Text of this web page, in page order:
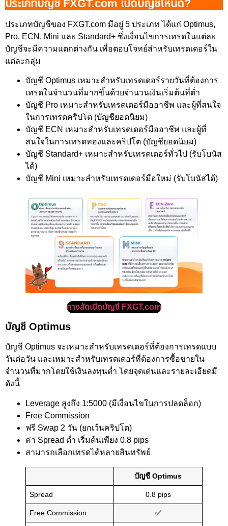
ประเภทบัญชี FXGT.com เปิดบัญชีไหนดี?
ประเภทบัญชีของ FXGT.com มีอยู่ 5 ประเภท ได้แก่ Optimus,
Pro, ECN, Mini และ Standard+ ซึ่งเงื่อนไขการเทรดในแต่ละ
บัญชีจะมีความแตกต่างกัน เพื่อตอบโจทย์สำหรับเทรดเดอร์ใน
แต่ละกลุ่ม
บัญชี Optimus เหมาะสำหรับเทรดเดอร์รายวันที่ต้องการ
เทรดในจำนวนที่มากขึ้นด้วยจำนวนเงินเริ่มต้นที่ต่ำ
บัญชี Pro เหมาะสำหรับเทรดเดอร์มืออาชีพ และผู้ที่สนใจ
ในการเทรดคริปโต (บัญชียอดนิยม)
บัญชี ECN เหมาะสำหรับเทรดเดอร์มืออาชีพ และผู้ที่
สนใจในการเทรดทองและคริปโต (บัญชียอดนิยม)
บัญชี Standard+ เหมาะสำหรับเทรดเดอร์ทั่วไป (รับโบนัส
ได้)
บัญชี Mini เหมาะสำหรับเทรดเดอร์มือใหม่ (รับโบนัสได้)
ทางลัดเปิดบัญชี FXGT.com
บัญชี Optimus
บัญชี Optimus จะเหมาะสำหรับเทรดเดอร์ที่ต้องการเทรดแบบ
วันต่อวัน และเหมาะสำหรับเทรดเดอร์ที่ต้องการซื้อขายใน
จำนวนที่มากโดยใช้เงินลงทุนต่ำ โดยจุดเด่นและรายละเอียดมี
ดังนี้
Leverage สูงถึง 1:5000 (มีเงื่อนไขในการปลดล็อก)
Free Commission
ฟรี Swap 2 วัน (ยกเว้นคริปโต)
ค่า Spread ต่ำ เริ่มต้นเพียง 0.8 pips
สามารถเลือกเทรดได้หลายสินทรัพย์
บัญชี Optimus
Spread 0.8 pips
Free Commission ✅